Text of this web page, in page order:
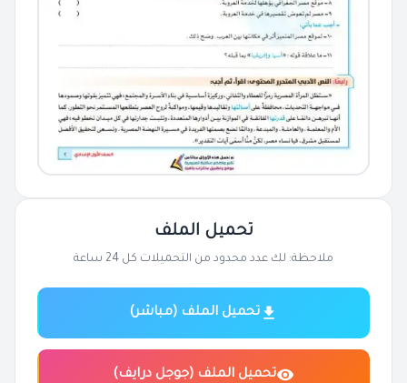
تحميل الملف
ملاحظة: لك عدد محدود من التحميلات كل 24 ساعة
تحميل الملف (مباشر)
تحميل الملف (جوجل درايف)